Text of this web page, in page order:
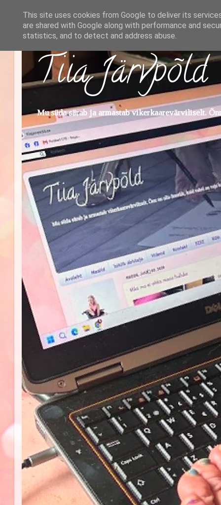
Tiia Järvpõld
Mu süda särab ja armastab vikerkaarevärviliselt.
This site uses cookies from Google to deliver its
are shared with Google along with performance and
statistics, and to detect and address abuse.